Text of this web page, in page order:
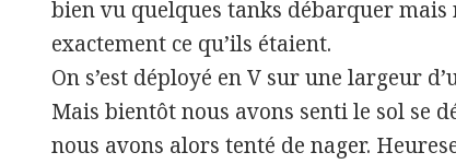
bien vu quelques tanks débarquer mais
exactement ce qu’ils étaient.
On s’est déployé en V sur une largeur
Mais bientôt nous avons senti le sol se
nous avons alors tenté de nager.